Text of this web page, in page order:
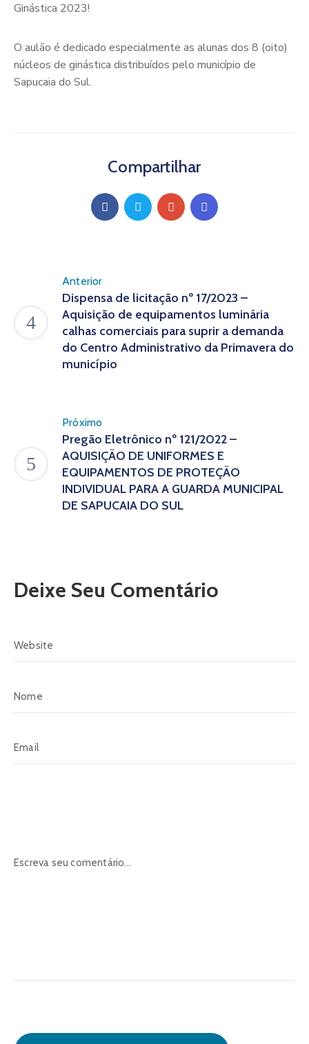
Ginástica 2023!
O aulão é dedicado especialmente as alunas dos 8 (oito)
núcleos de ginástica distribuídos pelo município de
Sapucaia do Sul.
Compartilhar
Anterior
Dispensa de licitação nº 17/2023 –
Aquisição de equipamentos luminária
calhas comerciais para suprir a demanda
do Centro Administrativo da Primavera do
município
Próximo
Pregão Eletrônico nº 121/2022 –
AQUISIÇÃO DE UNIFORMES E
EQUIPAMENTOS DE PROTEÇÃO
INDIVIDUAL PARA A GUARDA MUNICIPAL
DE SAPUCAIA DO SUL
Deixe Seu Comentário